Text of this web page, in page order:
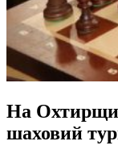
На
шаховий